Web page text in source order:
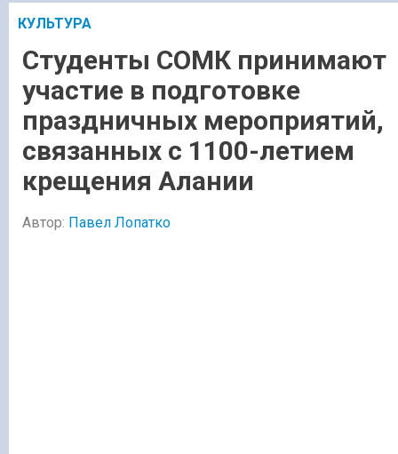
КУЛЬТУРА
Студенты СОМК принимают
участие в подготовке
праздничных мероприятий,
связанных с 1100-летием
крещения Алании
Автор: Павел Лопатко